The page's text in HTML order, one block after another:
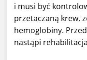
i musi być
przetaczaną krew,
hemoglobiny.
nastąpi